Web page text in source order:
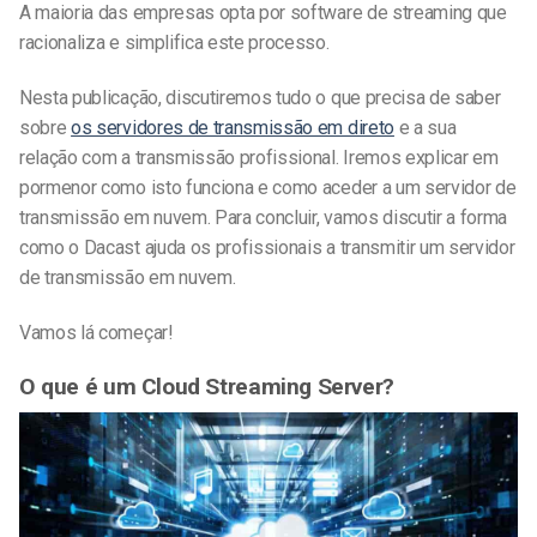
A maioria das empresas opta por software de streaming que
racionaliza e simplifica este processo.
Nesta publicação, discutiremos tudo o que precisa de saber
sobreos servidores de transmissão em direto e a sua
relação com a transmissão profissional. Iremos explicar em
pormenor como isto funciona e como aceder a um servidor de
transmissão em nuvem. Para concluir, vamos discutir a forma
como o Dacast ajuda os profissionais a transmitir um servidor
de transmissão em nuvem.
Vamos lá começar!
O que é um Cloud Streaming Server?